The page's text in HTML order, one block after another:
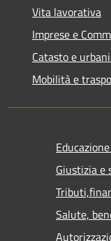
Vita lavorativa
Imprese e
Catasto e
Mobilità e
Giustizia e
Salute,